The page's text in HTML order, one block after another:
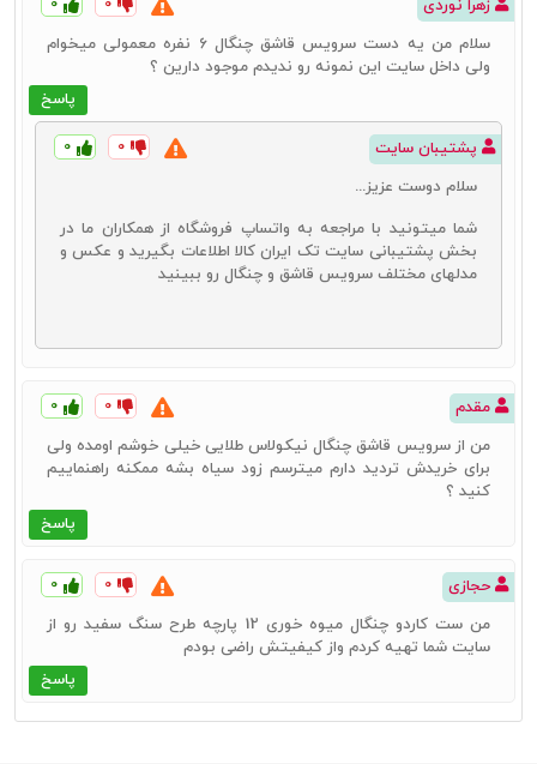
زهرا نوردی
پاسخ
سلام من یه دست سرویس قاشق چنگال 6 نفره معمولی میخوام
ولی داخل سایت این نمونه رو ندیدم موجود دارین ؟
پشتیبان سایت ۰ ۰
سلام دوست عزیز...
شما میتونید با مراجعه به واتساپ فروشگاه از همکاران ما در
بخش پشتیبانی سایت تک ایران کالا اطلاعات بگیرید و عکس و
مدلهای مختلف سرویس قاشق و چنگال رو ببینید
مقدم ۰ ۰
پاسخ
من از سرویس قاشق چنگال نیکولاس طلایی خیلی خوشم اومده ولی
برای خریدش تردید دارم میترسم زود سیاه بشه ممکنه راهنماییم
کنید ؟
حجازی ۰ ۰
پاسخ
من ست کاردو چنگال میوه خوری 12 پارچه طرح سنگ سفید رو از
سایت شما تهیه کردم واز کیفیتش راضی بودم